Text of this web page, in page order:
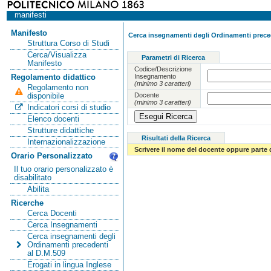
manifesti
Manifesto
Struttura Corso di Studi
Cerca/Visualizza
Manifesto
Regolamento didattico
Regolamento non
disponibile
Indicatori corsi di studio
Elenco docenti
Strutture didattiche
Internazionalizzazione
Orario Personalizzato
Il tuo orario personalizzato è
disabilitato
Abilita
Ricerche
Cerca Docenti
Cerca Insegnamenti
Cerca insegnamenti degli
Ordinamenti precedenti
al D.M.509
Erogati in lingua Inglese
Cerca insegnamenti degli Ordinamenti
Parametri di Ricerca
Codice/Descrizione
Insegnamento
(minimo 3 caratteri)
Docente
(minimo 3 caratteri)
Risultati della Ricerca
Scrivere il nome del docente oppure